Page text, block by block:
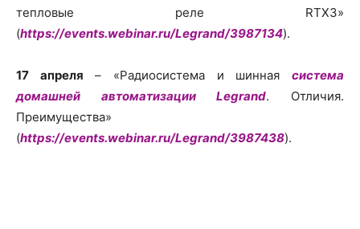
тепловые реле RTX3»
(https://events.webinar.ru/Legrand/3987134).
17 апреля – «Радиосистема и шиннаясистема
домашней автоматизации Legrand. Отличия.
Преимущества»
(https://events.webinar.ru/Legrand/3987438).